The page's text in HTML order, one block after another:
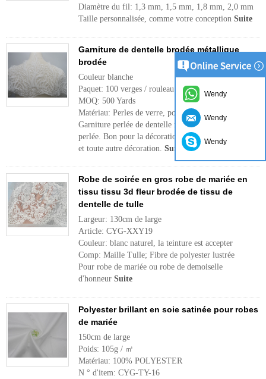
Diamètre du fil: 1,3 mm, 1,5 mm, 1,8 mm, 2,0 mm
Taille personnalisée, comme votre conception Suite
Garniture de dentelle brodée métallique
brodée
Couleur blanche
Paquet: 100 verges / rouleau
MOQ: 500 Yards
Matériau: Perles de verre, polyester
Garniture perlée de dentelle métallique de broderie
perlée. Bon pour la décoration de robe de mariage
et toute autre décoration. Suite
Robe de soirée en gros robe de mariée en
tissu tissu 3d fleur brodée de tissu de
dentelle de tulle
Largeur: 130cm de large
Article: CYG-XXY19
Couleur: blanc naturel, la teinture est accepter
Comp: Maille Tulle; Fibre de polyester lustrée
Pour robe de mariée ou robe de demoiselle
d'honneur Suite
Polyester brillant en soie satinée pour robes
de mariée
150cm de large
Poids: 105g / ㎡
Matériau: 100% POLYESTER
N ° d'item: CYG-TY-16
Wendy
Wendy
Wendy